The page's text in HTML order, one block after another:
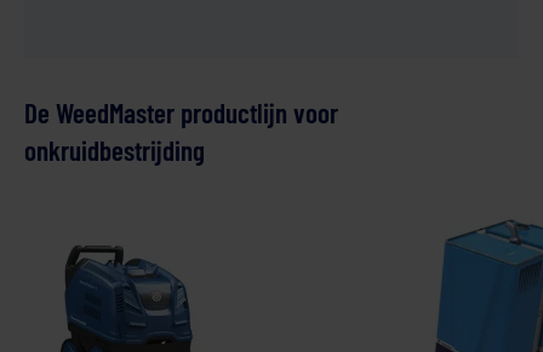
De WeedMaster productlijn voor
onkruidbestrijding